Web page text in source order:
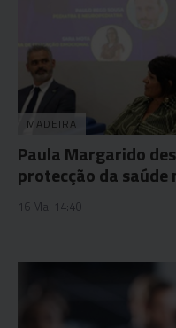
MADEIRA
Paula Margarido
protecção da
16 Mai 14:40